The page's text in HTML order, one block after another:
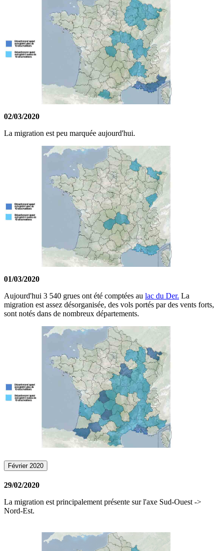
02/03/2020
La migration est peu marquée aujourd'hui.
01/03/2020
Aujourd'hui 3 540 grues ont été comptées au lac du Der. La
migration est assez désorganisée, des vols portés par des vents forts,
sont notés dans de nombreux départements.
Février 2020
29/02/2020
La migration est principalement présente sur l'axe Sud-Ouest ->
Nord-Est.